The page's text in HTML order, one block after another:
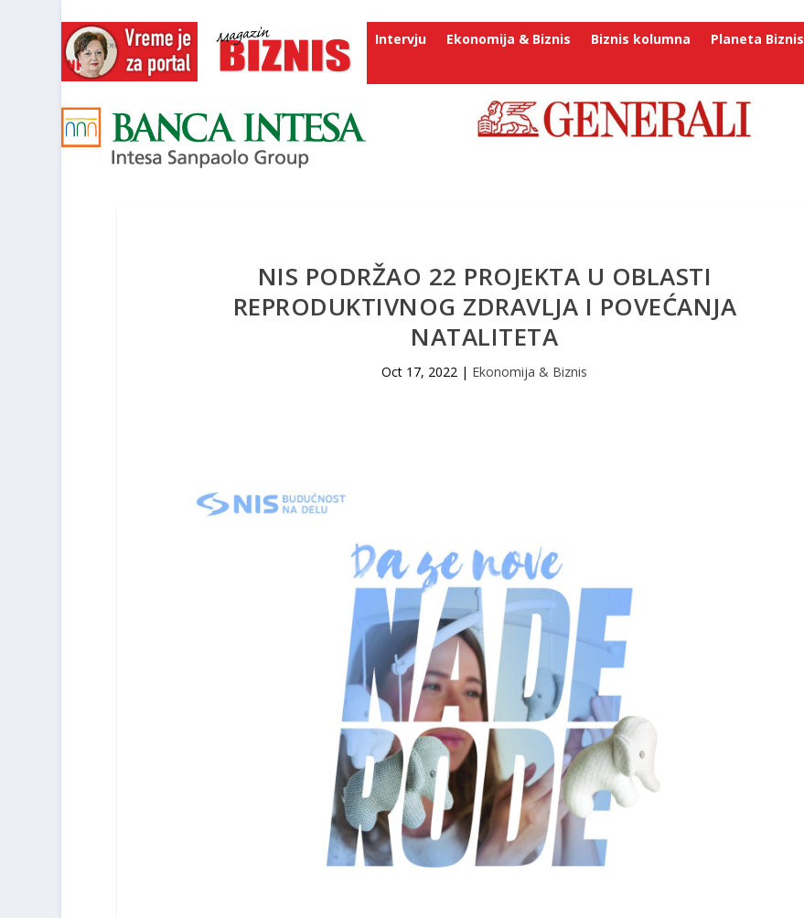
Intervju Ekonomija & Biznis Biznis kolumna Planeta Biznis
NIS PODRŽAO 22 PROJEKTA U OBLASTI
REPRODUKTIVNOG ZDRAVLЈA I POVEĆANJA
NATALITETA
Oct 17, 2022 | Ekonomija & Biznis